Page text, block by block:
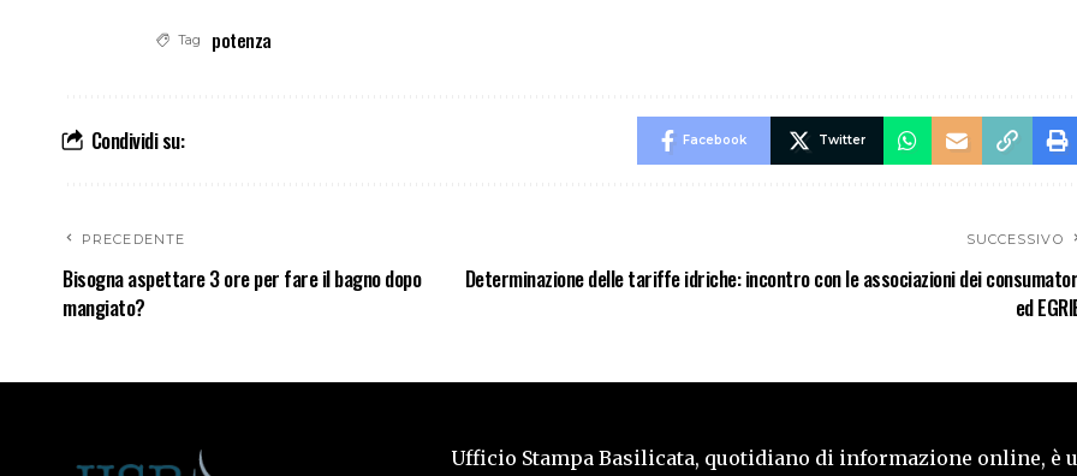
Tag potenza
Condividi su: Facebook Twitter
PRECEDENTE
Bisogna aspettare 3 ore per fare il bagno dopo
mangiato?
SUCCESSIVO
Determinazione delle tariffe idriche: incontro con le associazioni dei
ed
Ufficio Stampa Basilicata, quotidiano di informazione online, è